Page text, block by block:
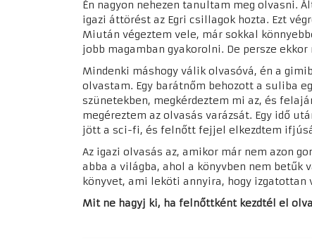
Én nagyon nehezen tanultam meg olvasni.
igazi áttörést az Egri csillagok hozta. Ezt
Miután végeztem vele, már sokkal
jobb magamban gyakorolni. De persze
Mindenki máshogy válik olvasóvá, én a
olvastam. Egy barátnőm behozott a suliba
szünetekben, megkérdeztem mi az, és
megéreztem az olvasás varázsát. Egy idő
jött a sci-fi, és felnőtt fejjel elkezdtem
Az igazi olvasás az, amikor már nem azon
abba a világba, ahol a könyvben nem betűk
könyvet, ami leköti annyira, hogy
Mit ne hagyj ki, ha felnőttként kezdtél el